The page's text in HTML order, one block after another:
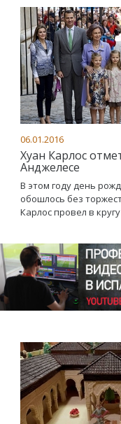
06.01.2016
Хуан Карлос
Анджелесе
В этом году день
обошлось без
Карлос провел в